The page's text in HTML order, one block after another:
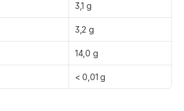
3,1 g
3,2 g
14,0 g
< 0,01 g